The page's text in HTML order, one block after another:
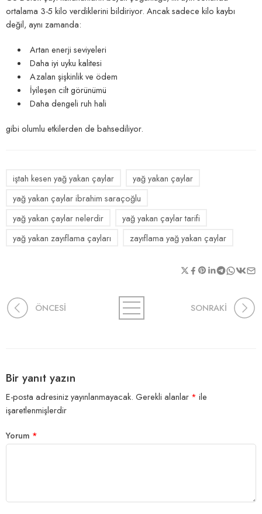
ortalama 3-5 kilo verdiklerini bildiriyor. Ancak sadece kilo kaybı
değil, aynı zamanda:
Artan enerji seviyeleri
Daha iyi uyku kalitesi
Azalan şişkinlik ve ödem
İyileşen cilt görünümü
Daha dengeli ruh hali
gibi olumlu etkilerden de bahsediliyor.
iştah kesen yağ yakan çaylar
yağ yakan çaylar
yağ yakan çaylar ibrahim saraçoğlu
yağ yakan çaylar nelerdir
yağ yakan çaylar tarifi
yağ yakan zayıflama çayları
zayıflama yağ yakan çaylar
ÖNCESİ SONRAKİ
Bir yanıt yazın
E-posta adresiniz yayınlanmayacak. Gerekli alanlar * ile
işaretlenmişlerdir
Yorum *